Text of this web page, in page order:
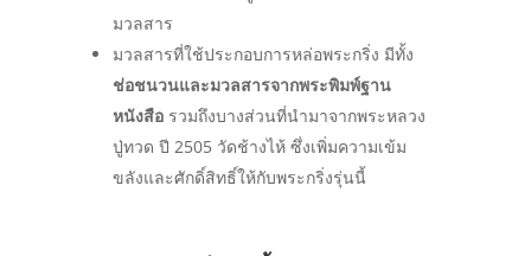
มวลสาร
มวลสารที่ใช้ประกอบการหล่อพระกริ่ง มีทั้ง
ช่อชนวนและมวลสารจากพระพิมพ์ฐาน
หนังสือรวมถึงบางส่วนที่นำมาจากพระหลวง
ปู่ทวด ปี 2505 วัดช้างไห้ ซึ่งเพิ่มความเข้ม
ขลังและศักดิ์สิทธิ์ให้กับพระกริ่งรุ่นนี้